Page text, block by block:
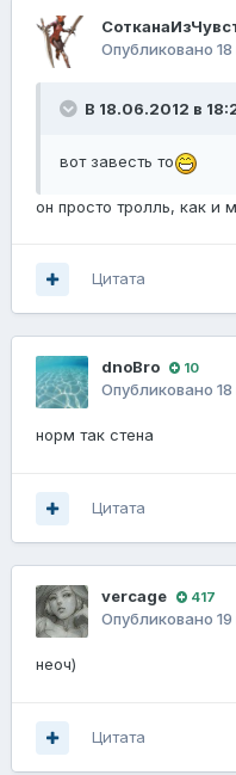
Опубликовано
В 18.06.2012 в
вот завесть то
он просто тролль, как и
Цитата
dnoBro 10
Опубликовано
норм так стена
Цитата
vercage 417
Опубликовано
неоч)
Цитата